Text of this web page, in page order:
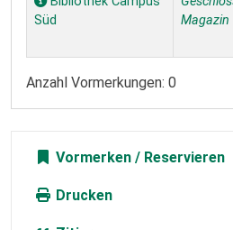
Süd
Magazin
Anzahl Vormerkungen: 0
Vormerken
Drucken